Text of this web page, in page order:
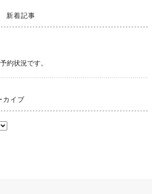
新着記事
約状況です。
カイブ